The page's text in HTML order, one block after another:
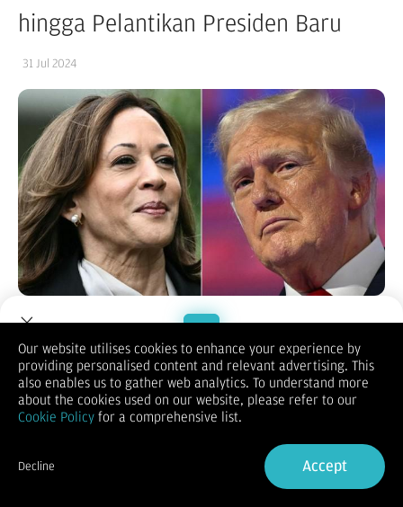
hingga Pelantikan Presiden Baru
31 Jul 2024
saat ini mulai sibuk menyambut gelaran
pilpres AS2024 yang akan berlangsung pada November
mendatang.
Kandidat yang akan bertanding yakni calon presiden dari
Partai Republik, Donald Trump, dan calon wakil presiden JD
Vance.
Sementara itu, Partai Demokrat belum menentukan siapa
calon yang diusungnya. Namun, sejauh ini, Wakil
Presiden Kamala Harris digadang-gadang kuat bakal mewakili
Demokrat setelah Presiden Joe Biden mengundurkan diri dari
Welcome to Dupoin.
Trade with a Trusted Broker
Sign in
Our website utilises cookies to enhance your experience by
providing personalised content and relevant advertising. This
also enables us to gather web analytics. To understand more
about the cookies used on our website, please refer to our
Cookie Policy for a comprehensive list.
Decline Accept